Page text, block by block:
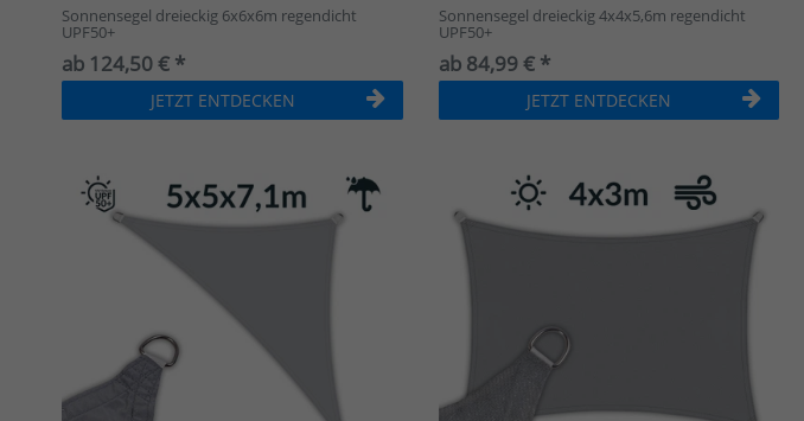
Sonnensegel dreieckig 6x6x6m regendicht
UPF50+
ab 124,50 € *
JETZT ENTDECKEN
Sonnensegel dreieckig 4x4x5,6m regendicht
UPF50+
ab 84,99 € *
JETZT ENTDECKEN